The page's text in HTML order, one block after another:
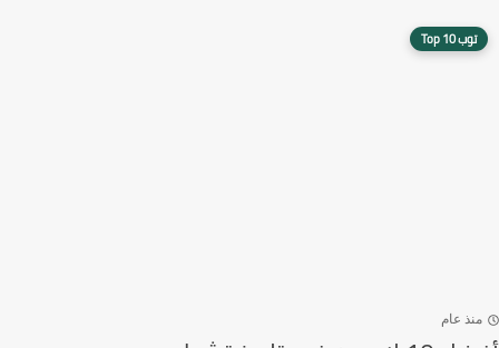
توب 10 Top
منذ عام